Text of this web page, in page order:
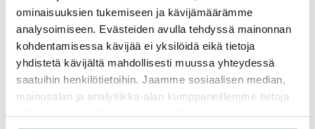
ominaisuuksien tukemiseen ja kävijämäärämme
analysoimiseen. Evästeiden avulla tehdyssä mainonnan
kohdentamisessa kävijää ei yksilöidä eikä tietoja
yhdistetä kävijältä mahdollisesti muussa yhteydessä
saatuihin henkilötietoihin. Jaamme sosiaalisen median,
mainosalan ja analytiikka-alan kumppaneillemme tietoja
Vuokra
Vuokravakuus
0 €, (yrityksille min. 1 kk vuokra)